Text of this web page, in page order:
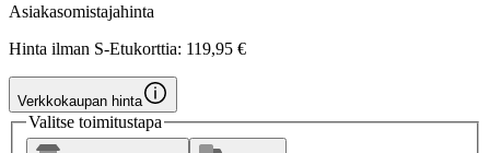
Asiakasomistajahinta
Hinta ilman S-Etukorttia: 119,95 €
Verkkokaupan hinta
Valitse toimitustapa